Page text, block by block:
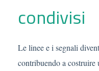
condivisi
Le linee e i segnali
contribuendo a costruire